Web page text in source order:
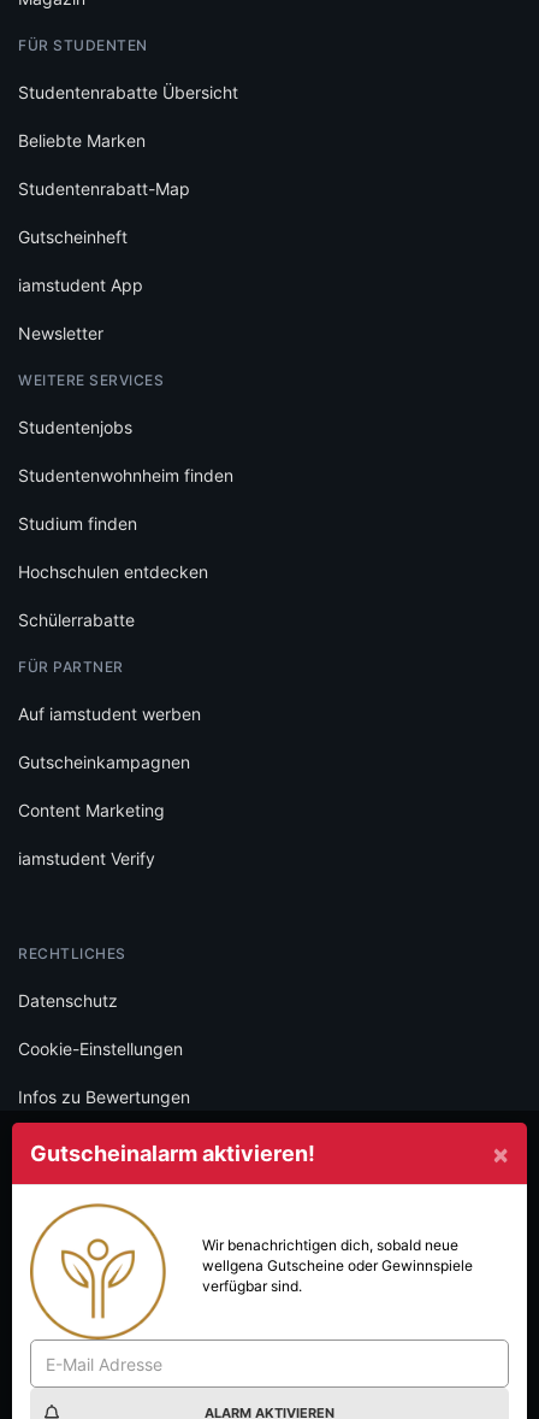
×
Gutscheinalarm aktivieren!
Wir benachrichtigen dich, sobald neue
wellgena Gutscheine oder Gewinnspiele
verfügbar sind.
ALARM AKTIVIEREN
FÜR STUDENTEN
Studentenrabatte Übersicht
Beliebte Marken
Studentenrabatt-Map
Gutscheinheft
iamstudent App
Newsletter
WEITERE SERVICES
Studentenjobs
Studentenwohnheim finden
Studium finden
Hochschulen entdecken
Schülerrabatte
FÜR PARTNER
Auf iamstudent werben
Gutscheinkampagnen
Content Marketing
iamstudent Verify
RECHTLICHES
Datenschutz
Cookie-Einstellungen
Infos zu Bewertungen
AGB
SOCIAL
Folge iamstudent und verpasse keine Deals mehr.
Made with in Vienna.